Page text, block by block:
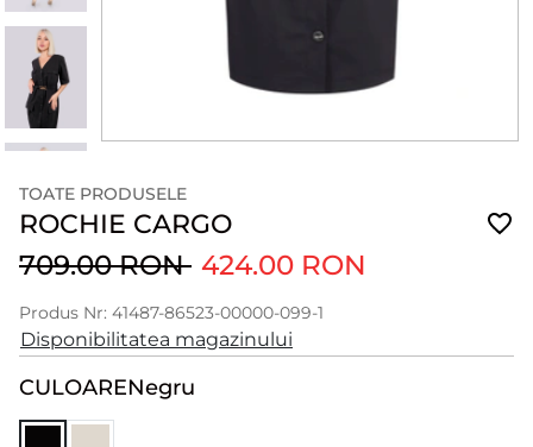
TOATE PRODUSELE
ROCHIE CARGO
709.00 RON 424.00 RON
Produs Nr: 41487-86523-00000-099-1
Disponibilitatea magazinului
CULOARENegru